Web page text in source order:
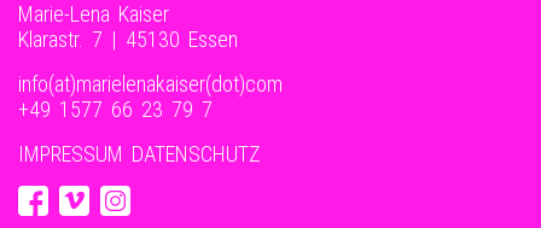
Marie-Lena Kaiser
Klarastr. 7 | 45130 Essen
info(at)marielenakaiser(dot)com
+49 1577 66 23 79 7‬
IMPRESSUM DATENSCHUTZ